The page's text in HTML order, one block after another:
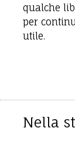
qualche
per
utile.
Nella